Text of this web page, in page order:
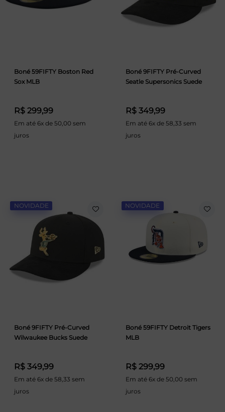
Boné 59FIFTY Boston Red
Sox MLB
R$ 299,99
Em até 6x de 50,00 sem
juros
Boné 9FIFTY Pré-Curved
Seatle Supersonics Suede
R$ 349,99
Em até 6x de 58,33 sem
juros
NOVIDADE
Boné 9FIFTY Pré-Curved
Wilwaukee Bucks Suede
R$ 349,99
Em até 6x de 58,33 sem
juros
NOVIDADE
Boné 59FIFTY Detroit Tigers
MLB
R$ 299,99
Em até 6x de 50,00 sem
juros